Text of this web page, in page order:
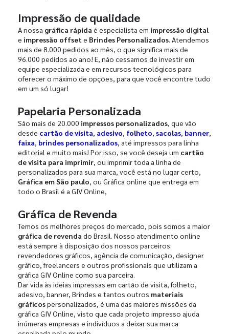
Impressão de qualidade
A nossa gráfica rápida é especialista em impressão digital
e impressão offset e Brindes Personalizados. Atendemos
mais de 8.000 pedidos ao mês, o que significa mais de
96.000 pedidos ao ano! E, não cessamos de investir em
equipe especializada e em recursos tecnológicos para
oferecer o máximo de opções, para que você encontre tudo
em um só lugar!
Papelaria Personalizada
São mais de 20.000 impressos personalizados, que vão
desde cartão de visita, adesivo, folheto, sacolas, banner,
faixa, brindes personalizados, até impressos para linha
editorial e muito mais! Por isso, se você deseja um cartão
de visita para imprimir, ou imprimir toda a linha de
personalizados para sua marca, você está no lugar certo,
Gráfica em São paulo, ou Gráfica online que entrega em
todo o Brasil é a GIV Online,
Gráfica de Revenda
Temos os melhores preços do mercado, pois somos a maior
gráfica de revenda do Brasil. Nosso atendimento online
está sempre à disposição dos nossos parceiros:
revendedores gráficos, agência de comunicação, designer
gráfico, freelancers e outros profissionais que utilizam a
gráfica GIV Online como sua parceira.
Dar vida às ideias impressas em cartão de visita, folheto,
adesivo, banner, Brindes e tantos outros materiais
gráficospersonalizados, é uma das maiores missões da
gráfica GIV Online, visto que cada projeto impresso ajuda
inúmeras empresas e indivíduos a deixar sua marca